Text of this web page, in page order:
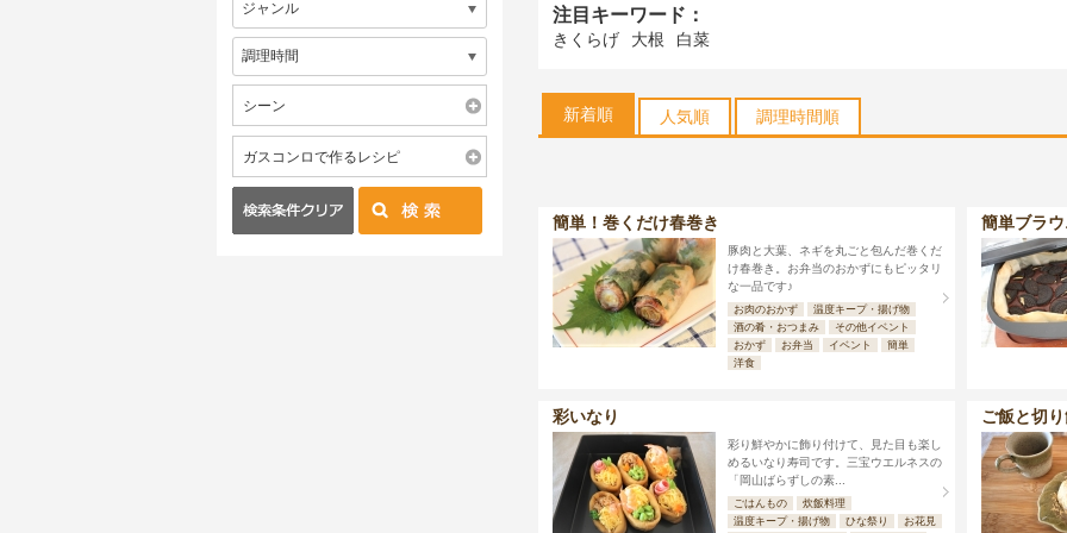
シーン
ガスコンロで作るレシピ
注目キーワード：
きくらげ 大根 白菜
新着順 人気順 調理時間順
簡単！巻くだけ春巻き
豚肉と大葉、ネギを丸ごと包んだ巻くだ
け春巻き。お弁当のおかずにもピッタリ
な一品です♪
お肉のおかず
温度キープ・揚げ物
酒の肴・おつまみ
その他イベント
おかず
お弁当 イベント
簡単
洋食
簡単ブラ
彩いなり
彩り鮮やかに飾り付けて、見た目も楽し
めるいなり寿司です。三宝ウエルネスの
「岡山ばらずしの素...
ごはんもの
炊飯料理
温度キープ・揚げ物
ひな祭り お花見
ご飯と切